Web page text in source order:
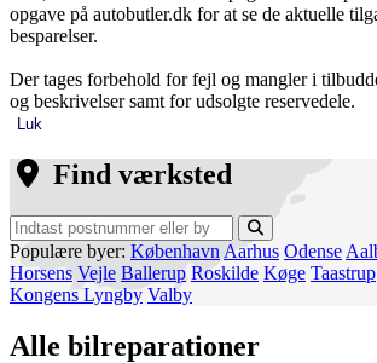
opgave på autobutler.dk for at se de aktuelle
besparelser.
Der tages forbehold for fejl og mangler i
og beskrivelser samt for udsolgte reservedele.
Luk
Find værksted
Populære byer: København Aarhus Odense
Horsens Vejle Ballerup Roskilde Køge Taastrup
Kongens Lyngby Valby
Alle bilreparationer